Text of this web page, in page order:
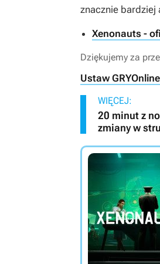
znacznie bardziej
Xenonauts -
Dziękujemy za
Ustaw
WIĘCEJ:
20 minut z
zmiany w